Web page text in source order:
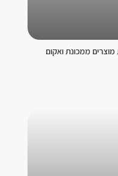
ממכונת ואקום